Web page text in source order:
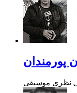
پورمندان
نظری موسیقی